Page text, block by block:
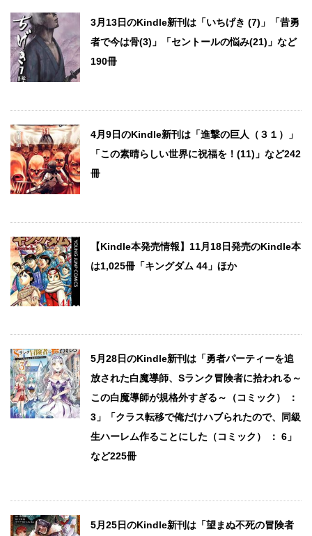
3月13日のKindle新刊は「いちげき (7)」「昔勇
者で今は骨(3)」「セントールの悩み(21)」など
190冊
4月9日のKindle新刊は「進撃の巨人（３１）」
「この素晴らしい世界に祝福を！(11)」など242
冊
【Kindle本発売情報】11月18日発売のKindle本
は1,025冊「キングダム 44」ほか
5月28日のKindle新刊は「勇者パーティーを追
放された白魔導師、Sランク冒険者に拾われる～
この白魔導師が規格外すぎる～（コミック） ：
3」「クラス転移で俺だけハブられたので、同級
生ハーレム作ることにした（コミック） ： 6」
など225冊
5月25日のKindle新刊は「望まぬ不死の冒険者